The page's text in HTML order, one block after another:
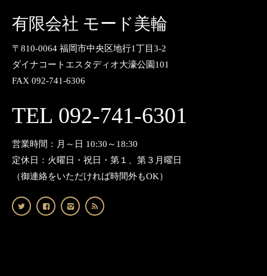
有限会社 モード美輪
〒810-0064 福岡市中央区地行1丁目3-2
ダイナコートエスタディオ大濠公園101
FAX 092-741-6306
TEL 092-741-6301
営業時間：月～日 10:30～18:30
定休日：火曜日・祝日・第１、第３月曜日
（御連絡をいただければ時間外もOK）